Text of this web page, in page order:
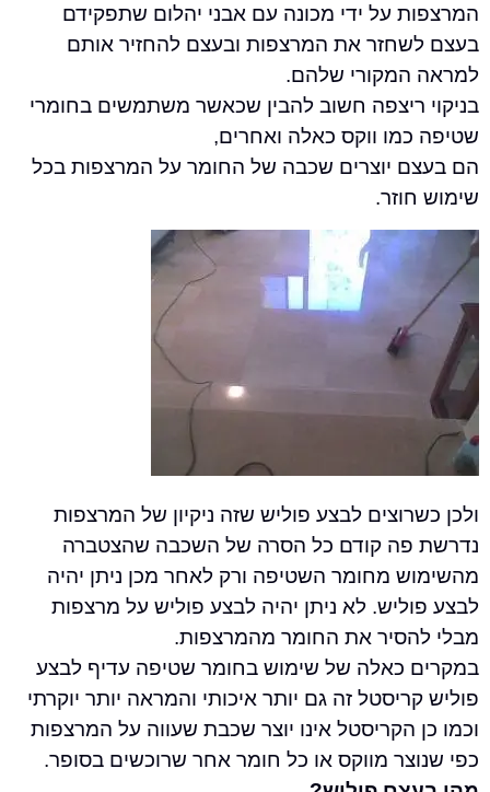
על ידי מכונה עם אבני יהלום שתפקידם
את המרצפות ובעצם להחזיר אותם
שלהם.
חשוב להבין שכאשר משתמשים בחומרי
ווקס כאלה ואחרים,
יוצרים שכבה של החומר על המרצפות בכל
לבצע פוליש שזה ניקיון של המרצפות
קודם כל הסרה של השכבה שהצטברה
מחומר השטיפה ורק לאחר מכן ניתן יהיה
לא ניתן יהיה לבצע פוליש על מרצפות
את החומר מהמרצפות.
כאלה של שימוש בחומר שטיפה עדיף לבצע
זה גם יותר איכותי והמראה יותר יוקרתי
אינו יוצר שכבת שעווה על המרצפות
מווקס או כל חומר אחר שרוכשים בסופר.